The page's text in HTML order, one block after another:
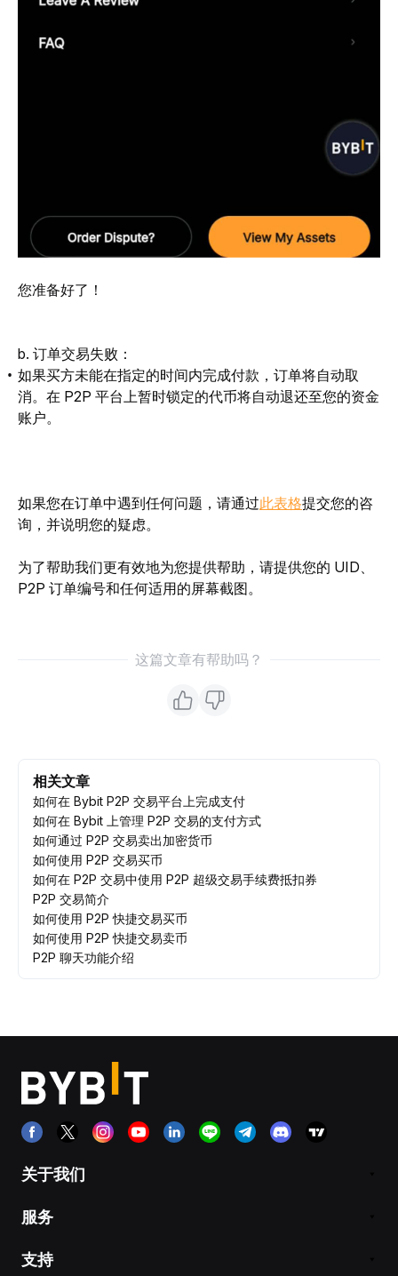
您准备好了！
b. 订单交易失败：
如果买方未能在指定的时间内完成付款，订单将自动取
消。在 P2P 平台上暂时锁定的代币将自动退还至您的资金
账户。
如果您在订单中遇到任何问题，请通过此表格提交您的咨
询，并说明您的疑虑。
为了帮助我们更有效地为您提供帮助，请提供您的 UID、
P2P 订单编号和任何适用的屏幕截图。
这篇文章有帮助吗？
相关文章
如何在 Bybit P2P 交易平台上完成支付
如何在 Bybit 上管理 P2P 交易的支付方式
如何通过 P2P 交易卖出加密货币
如何使用 P2P 交易买币
如何在 P2P 交易中使用 P2P 超级交易手续费抵扣券
P2P 交易简介
如何使用 P2P 快捷交易买币
如何使用 P2P 快捷交易卖币
P2P 聊天功能介绍
关于我们
服务
支持